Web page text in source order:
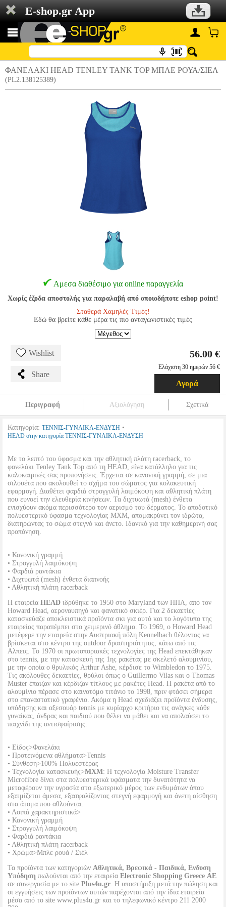
E-shop.gr App
ΦΑΝΕΛΑΚΙ HEAD TENLEY TANK TOP ΜΠΛΕ ΡΟΥΑ/ΣΙΕΛ
(PL2.138125389)
Αμεσα διαθέσιμο για online παραγγελία
Χωρίς έξοδα αποστολής για παραλαβή από οποιοδήποτε eshop point!
Σταθερά Χαμηλές Τιμές!
Εδώ θα βρείτε κάθε μέρα τις πιο ανταγωνιστικές τιμές
Wishlist
Share
56.00 €
Ελάχιστη 30 ημερών 56 €
Αγορά
Περιγραφή Αξιολόγηση Σχετικά
Κατηγορία: ΤΕΝΝΙΣ-ΓΥΝΑΙΚΑ-ΕΝΔΥΣΗ •
HEAD στην κατηγορία ΤΕΝΝΙΣ-ΓΥΝΑΙΚΑ-ΕΝΔΥΣΗ
Με το λεπτό του ύφασμα και την αθλητική πλάτη racerback, το
φανελάκι Tenley Tank Top από τη HEAD, είνα κατάλληλο για τις
καλοκαιρινές σας προπονήσεις. Έρχεται σε κανονική γραμμή, σε μια
σιλουέτα που ακολουθεί το σχήμα του σώματος για κολακευτική
εφαρμογή. Διαθέτει φαρδιά στρογγυλή λαιμόκοψη και αθλητική πλάτη
που ευνοεί την ελευθερία κινήσεων. Τα διχτυωτά (mesh) ένθετα
ενισχύουν ακόμα περισσότερο τον αερισμό του δέρματος. Το αποδοτικό
πολυεστερικό ύφασμα τεχνολογίας MXM, απομακρύνει τον ιδρώτα,
διατηρώντας το σώμα στεγνό και άνετο. Ιδανικό για την καθημερινή σας
προπόνηση.
• Κανονική γραμμή
• Στρογγυλή λαιμόκοψη
• Φαρδιά ραντάκια
• Διχτυωτά (mesh) ένθετα διαπνοής
• Αθλητική πλάτη racerback
Η εταιρεία HEAD ιδρύθηκε το 1950 στο Maryland των ΗΠΑ, από τον
Howard Head, αεροναυπηγό και φανατικό σκιέρ. Για 2 δεκαετίες
κατασκεύαζε αποκλειστικά προϊόντα σκι για αυτό και το λογότυπο της
εταιρείας παραπέμπει στο χειμερινό άθλημα. Το 1969, ο Howard Head
μετέφερε την εταιρεία στην Αυστριακή πόλη Kennelbach θέλοντας να
βρίσκεται στο κέντρο της outdoor δραστηριότητας, κάτω από τις
Αλπεις. Το 1970 οι πρωτοποριακές τεχνολογίες της Head επεκτάθηκαν
στο tennis, με την κατασκευή της 1ης ρακέτας με σκελετό αλουμινίου,
με την οποία ο θρυλικός Arthur Ashe, κέρδισε το Wimbledon το 1975.
Τις ακόλουθες δεκαετίες, θρύλοι όπως ο Guillermo Vilas και ο Thomas
Muster έπαιζαν και κέρδιζαν τίτλους με ρακέτες Head. Η ρακέτα από το
αλουμίνιο πέρασε στο καινοτόμο τιτάνιο το 1998, πριν φτάσει σήμερα
στο επαναστατικό γραφένιο. Ακόμα η Head σχεδιάζει προϊόντα ένδυσης,
υπόδησης και αξεσουάρ tennis με κυρίαρχο κριτήριο τις ανάγκες κάθε
γυναίκας, άνδρας και παιδιού που θέλει να μάθει και να απολαύσει το
παιχνίδι της αντισφαίρισης.
• Είδος>Φανελάκι
• Προτεινόμενα αθλήματα>Tennis
• Σύνθεση>100% Πολυεστέρας
• Τεχνολογία κατασκευής>MXM: Η τεχνολογία Moisture Transfer
Microfibre δίνει στα πολυεστερικά υφάσματα την δυνατότητα να
μεταφέρουν την υγρασία στο εξωτερικό μέρος των ενδυμάτων όπου
εξατμίζεται άμεσα, εξασφαλίζοντας στεγνή εφαρμογή και άνετη αίσθηση
στα άτομα που αθλούνται.
• Λοιπά χαρακτηριστικά>
• Κανονική γραμμή
• Στρογγυλή λαιμόκοψη
• Φαρδιά ραντάκια
• Αθλητική πλάτη racerback
• Χρώμα>Μπλε ρουά / Σιέλ
Τα προϊόντα των κατηγοριών Αθλητικά, Βρεφικά - Παιδικά, Ενδυση
Υπόδηση πωλούνται από την εταιρεία Electronic Shopping Greece ΑΕ
σε συνεργασία με το site Plus4u.gr. Η υποστήριξη μετά την πώληση και
οι εγγυήσεις των προϊόντων αυτών παρέχονται από την ίδια εταιρεία
μέσα από το site www.plus4u.gr και το τηλεφωνικό κέντρο 211 2000